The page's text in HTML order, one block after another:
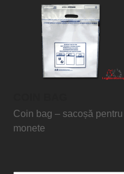
Coin bag – sacoșă pentru
monete